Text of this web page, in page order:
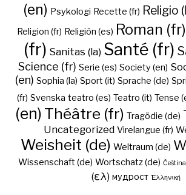
(en) Psykologi Recette (fr) Religio
Religion (fr) Religión (es) Roman (fr)
(fr) Sanitas (la) Santé (fr)
Science (fr) Serie (es) Society (en)
(en) Sophia (la) Sport (it) Sprache (de)
(fr) Svenska teatro (es) Teatro (it) Tense
(en) Théâtre (fr) Tragödie (de)
Uncategorized Virelangue (fr)
Weisheit (de) Weltraum (de)
Wissenschaft (de) Wortschatz (de) Čeština
(ελ) мудрост Ἑλληνική